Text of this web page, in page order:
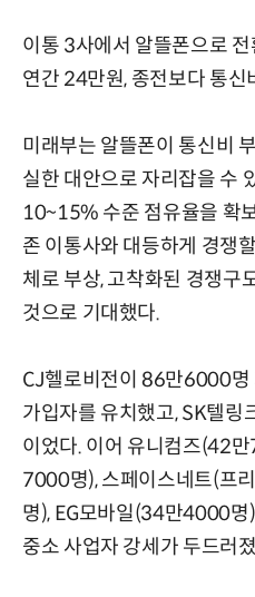
이통 3사에서 알뜰폰으로
연간 24만원, 종전보다 통
미래부는 알뜰폰이 통신비
실한 대안으로 자리잡을 수
10~15% 수준 점유율을 확
존 이통사와 대등하게 경쟁
체로 부상, 고착화된 경쟁구
것으로 기대했다.
CJ헬로비전이 86만6000명
가입자를 유치했고, SK텔
이었다. 이어 유니컴즈(42
7000명), 스페이스네트(프
명), EG모바일(34만4000
중소 사업자 강세가 두드러